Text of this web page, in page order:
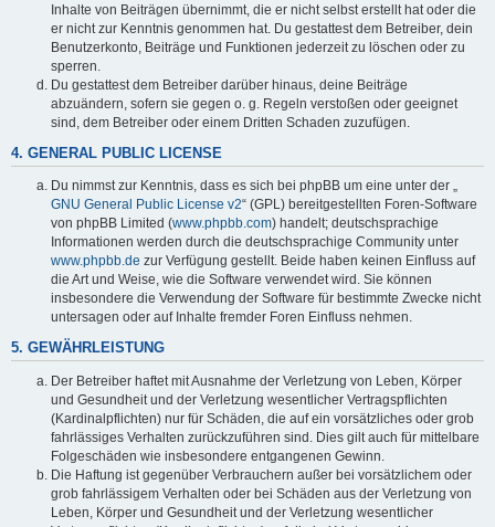
Inhalte von Beiträgen übernimmt, die er nicht selbst erstellt hat oder die
er nicht zur Kenntnis genommen hat. Du gestattest dem Betreiber, dein
Benutzerkonto, Beiträge und Funktionen jederzeit zu löschen oder zu
sperren.
Du gestattest dem Betreiber darüber hinaus, deine Beiträge
abzuändern, sofern sie gegen o. g. Regeln verstoßen oder geeignet
sind, dem Betreiber oder einem Dritten Schaden zuzufügen.
4. GENERAL PUBLIC LICENSE
Du nimmst zur Kenntnis, dass es sich bei phpBB um eine unter der „
GNU General Public License v2“ (GPL) bereitgestellten Foren-Software
von phpBB Limited (www.phpbb.com) handelt; deutschsprachige
Informationen werden durch die deutschsprachige Community unter
www.phpbb.de zur Verfügung gestellt. Beide haben keinen Einfluss auf
die Art und Weise, wie die Software verwendet wird. Sie können
insbesondere die Verwendung der Software für bestimmte Zwecke nicht
untersagen oder auf Inhalte fremder Foren Einfluss nehmen.
5. GEWÄHRLEISTUNG
Der Betreiber haftet mit Ausnahme der Verletzung von Leben, Körper
und Gesundheit und der Verletzung wesentlicher Vertragspflichten
(Kardinalpflichten) nur für Schäden, die auf ein vorsätzliches oder grob
fahrlässiges Verhalten zurückzuführen sind. Dies gilt auch für mittelbare
Folgeschäden wie insbesondere entgangenen Gewinn.
Die Haftung ist gegenüber Verbrauchern außer bei vorsätzlichem oder
grob fahrlässigem Verhalten oder bei Schäden aus der Verletzung von
Leben, Körper und Gesundheit und der Verletzung wesentlicher